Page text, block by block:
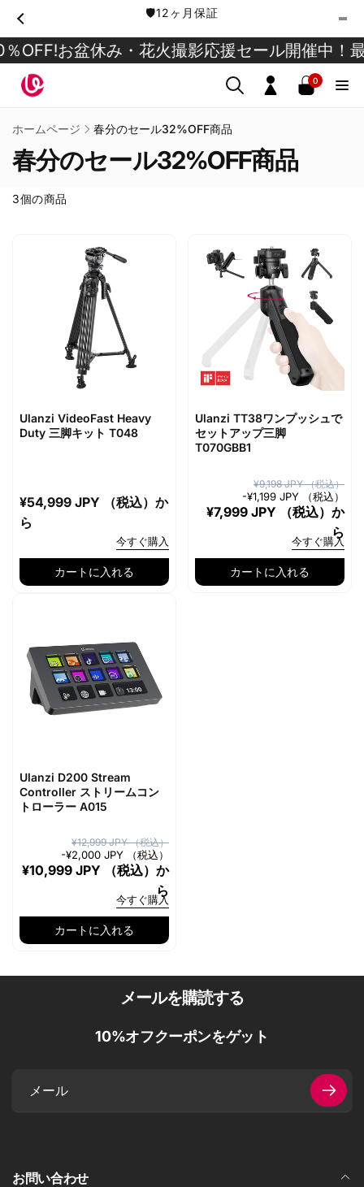
ン
ツ
に
進
む
🛡️12ヶ月保証
OFF!お盆休み・花火撮影応援セール開催中！
ロ
ン
0
0
個
の
ア
イ
ホームページ 春分のセール32%OFF商品
春分のセール32%OFF商品
3個の商品
Ulanzi VideoFast Heavy
Duty 三脚キット T048
通
常
格
¥54,999 JPY （税込） か
ら
今すぐ購入
カートに入れる
Ulanzi TT38ワンプッシュで
セットアップ三脚
T070GBB1
常
¥9,198 JPY （税込）
-¥1,199 JPY （税込）
ー¥7,999 JPY （税込） か
ら
今すぐ購入
カートに入れる
Ulanzi D200 Stream
Controller ストリームコン
トローラー A015
常
¥12,999 JPY （税込）
-¥2,000 JPY （税込）
ー
¥10,999 JPY （税込） か
ら
今すぐ購入
カートに入れる
メールを購読する
10%オフクーポンをゲット
お問い合わせ